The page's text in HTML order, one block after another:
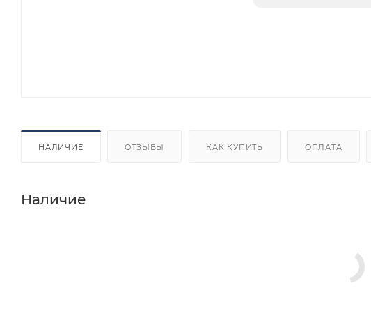
НАЛИЧИЕ ОТЗЫВЫ КАК КУПИТЬ ОПЛАТА
Наличие